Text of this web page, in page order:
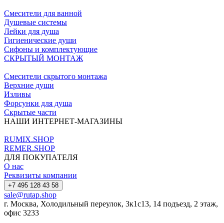
Смесители для ванной
Душевые системы
Лейки для душа
Гигиенические души
Сифоны и комплектующие
СКРЫТЫЙ МОНТАЖ
Смесители скрытого монтажа
Верхние души
Изливы
Форсунки для душа
Скрытые части
НАШИ ИНТЕРНЕТ-МАГАЗИНЫ
RUMIX.SHOP
REMER.SHOP
ДЛЯ ПОКУПАТЕЛЯ
О нас
Реквизиты компании
+7 495 128 43 58
sale@rutap.shop
г. Москва, Холодильный переулок, 3к1с13, 14 подъезд, 2 этаж,
офис 3233